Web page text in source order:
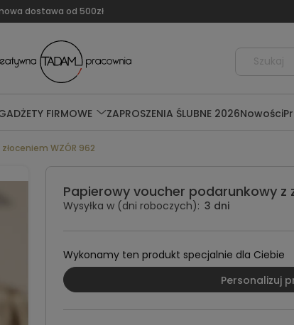
dostawa od 500zł
FIRMOWE ZAPROSZENIA ŚLUBNE 2026Nowości
WZÓR 962
Papierowy voucher podarunkowy z
Wysyłka w (dni roboczych): 3 dni
Wykonamy ten produkt specjalnie dla Ciebie
Personalizuj